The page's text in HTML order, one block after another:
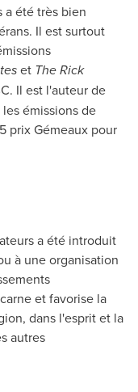
a été très bien
Il est surtout
et The Rick
Il est l'auteur de
émissions de
prix Gémeaux pour
a été introduit
à une organisation
et favorise la
dans l'esprit et la
autres